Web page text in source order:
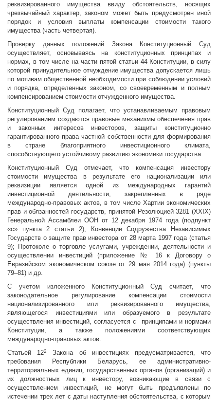
реквизированного имущества ввиду обстоятельств, носящих
чрезвычайный характер, законом может быть предусмотрен иной
порядок и условия выплаты компенсации стоимости такого
имущества (часть четвертая).
Проверку данных положений Закона Конституционный Суд
осуществляет, основываясь на конституционных принципах и
нормах, в том числе на части пятой статьи 44 Конституции, в силу
которой принудительное отчуждение имущества допускается лишь
по мотивам общественной необходимости при соблюдении условий
и порядка, определенных законом, со своевременным и полным
компенсированием стоимости отчужденного имущества.
Конституционный Суд полагает, что устанавливаемым правовым
регулированием создаются правовые механизмы обеспечения прав
и законных интересов инвесторов, защиты конституционно
гарантированного права частной собственности для формирования
в стране благоприятного инвестиционного климата,
способствующего устойчивому развитию экономики государства.
Конституционный Суд отмечает, что компенсация инвестору
стоимости имущества в результате его национализации или
реквизиции является одной из международных гарантий
инвестиционной деятельности, закрепленных в ряде
международно-правовых актов, в том числе Хартии экономических
прав и обязанностей государств, принятой Резолюцией 3281 (XXIX)
Генеральной Ассамблеи ООН от 12 декабря 1974 года (подпункт
«с» пункта 2 статьи 2); Конвенции Содружества Независимых
Государств о защите прав инвестора от 28 марта 1997 года (статья
9); Протоколе о торговле услугами, учреждении, деятельности и
осуществлении инвестиций (приложение № 16 к Договору о
Евразийском экономическом союзе от 29 мая 2014 года) (пункты
79–81) и др.
С учетом изложенного Конституционный Суд считает, что
законодательное регулирование компенсации стоимости
национализированного или реквизированного имущества,
являющегося инвестициями или образуемого в результате
осуществления инвестиций, согласуется с принципами и нормами
Конституции, а также положениями соответствующих
международно-правовых актов.
Статьей 122
Закона об инвестициях предусматривается, что
требования Республики Беларусь, ее административно-
территориальных единиц, государственных органов (организаций) и
их должностных лиц к инвестору, возникающие в связи с
осуществлением инвестиций, не могут быть предъявлены по
истечении трех лет с даты наступления обстоятельства, с которым